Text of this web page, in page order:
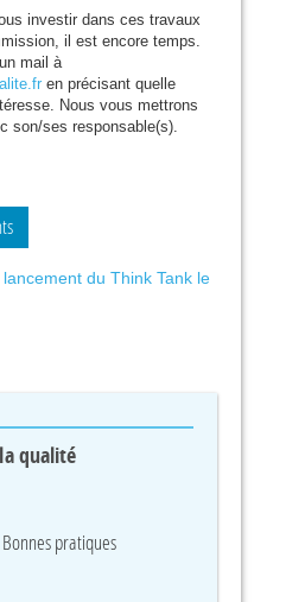
investir dans ces travaux
il est encore temps.
mail à
en précisant quelle
Nous vous mettrons
son/ses responsable(s).
du Think Tank le
qualité
pratiques